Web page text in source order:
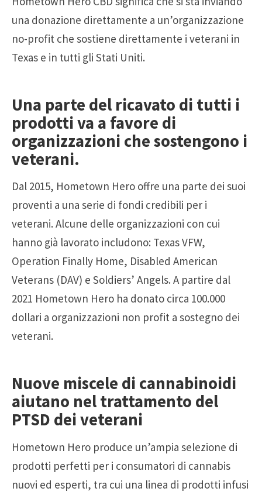
una donazione direttamente a un’organizzazione
no-profit che sostiene direttamente i veterani in
Texas e in tutti gli Stati Uniti.
Una parte del ricavato di tutti i
prodotti va a favore di
organizzazioni che sostengono i
veterani.
Dal 2015, Hometown Hero offre una parte dei suoi
proventi a una serie di fondi credibili per i
veterani. Alcune delle organizzazioni con cui
hanno già lavorato includono: Texas VFW,
Operation Finally Home, Disabled American
Veterans (DAV) e Soldiers’ Angels. A partire dal
2021 Hometown Hero ha donato circa 100.000
dollari a organizzazioni non profit a sostegno dei
veterani.
Nuove miscele di cannabinoidi
aiutano nel trattamento del
PTSD dei veterani
Hometown Hero produce un’ampia selezione di
prodotti perfetti per i consumatori di cannabis
nuovi ed esperti, tra cui una linea di prodotti infusi